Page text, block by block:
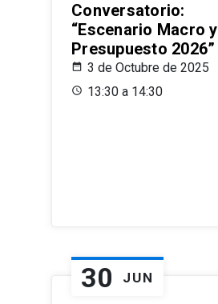
Conversatorio:
“Escenario Macro y
Presupuesto 2026”
3 de Octubre de 2025
13:30 a 14:30
30 JUN